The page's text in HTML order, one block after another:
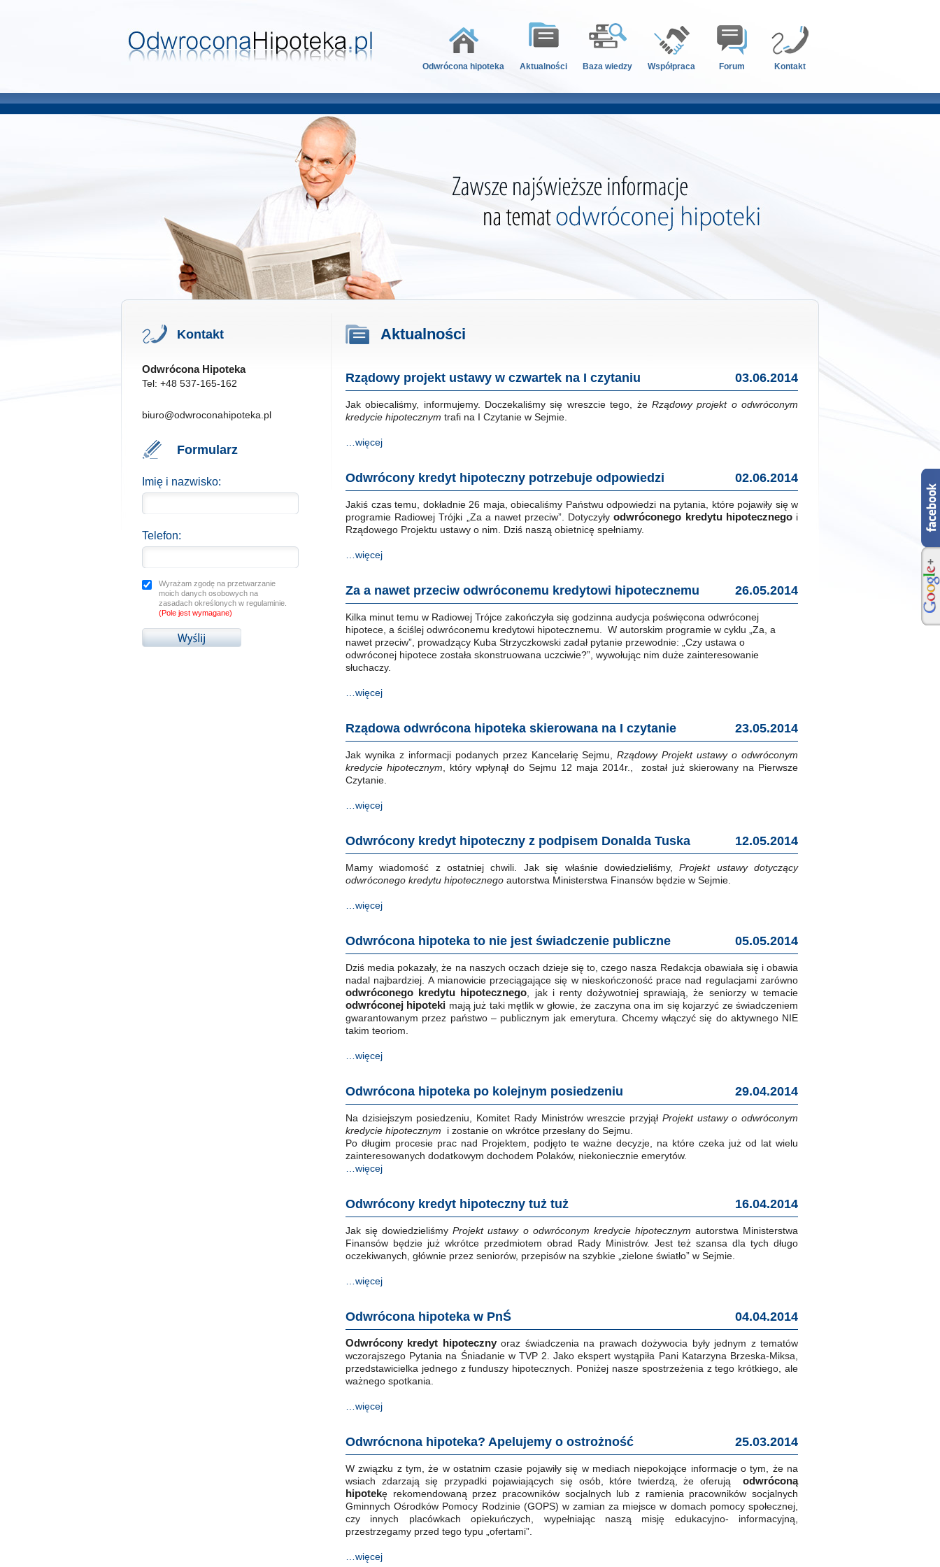
Odwrócona hipoteka Aktualności Baza wiedzy Współpraca Forum Kontakt
Kontakt
Odwrócona Hipoteka
Tel: +48 537-165-162
biuro@odwroconahipoteka.pl
Formularz
Imię i nazwisko:
Telefon:
Wyrażam zgodę na przetwarzanie
moich danych osobowych na
zasadach określonych w regulaminie.
(Pole jest wymagane)
Aktualności
Rządowy projekt ustawy w czwartek na I czytaniu 03.06.2014
Jak obiecaliśmy, informujemy. Doczekaliśmy się wreszcie tego, że Rządowy projekt o odwróconym
kredycie hipotecznym trafi na I Czytanie w Sejmie.
…więcej
Odwrócony kredyt hipoteczny potrzebuje odpowiedzi 02.06.2014
Jakiś czas temu, dokładnie 26 maja, obiecaliśmy Państwu odpowiedzi na pytania, które pojawiły się w
programie Radiowej Trójki „Za a nawet przeciw”. Dotyczyłyodwróconego kredytu hipotecznegoi
Rządowego Projektu ustawy o nim. Dziś naszą obietnicę spełniamy.
…więcej
Za a nawet przeciw odwróconemu kredytowi hipotecznemu 26.05.2014
Kilka minut temu w Radiowej Trójce zakończyła się godzinna audycja poświęcona odwróconej
hipotece, a ściślej odwróconemu kredytowi hipotecznemu. W autorskim programie w cyklu „Za, a
nawet przeciw”, prowadzący Kuba Strzyczkowski zadał pytanie przewodnie: „Czy ustawa o
odwróconej hipotece została skonstruowana uczciwie?”, wywołując nim duże zainteresowanie
słuchaczy.
…więcej
Rządowa odwrócona hipoteka skierowana na I czytanie 23.05.2014
Jak wynika z informacji podanych przez Kancelarię Sejmu,Rządowy Projekt ustawy o odwróconym
kredycie hipotecznym , który wpłynął do Sejmu 12 maja 2014r., został już skierowany na Pierwsze
Czytanie.
…więcej
Odwrócony kredyt hipoteczny z podpisem Donalda Tuska 12.05.2014
Mamy wiadomość z ostatniej chwili. Jak się właśnie dowiedzieliśmy,Projekt ustawy dotyczący
odwróconego kredytu hipotecznego autorstwa Ministerstwa Finansów będzie w Sejmie.
…więcej
Odwrócona hipoteka to nie jest świadczenie publiczne 05.05.2014
Dziś media pokazały, że na naszych oczach dzieje się to, czego nasza Redakcja obawiała się i obawia
nadal najbardziej. A mianowicie przeciągające się w nieskończoność prace nad regulacjami zarówno
odwróconego kredytu hipotecznego , jak i renty dożywotniej sprawiają, że seniorzy w temacie
odwróconej hipoteki mają już taki mętlik w głowie, że zaczyna ona im się kojarzyć ze świadczeniem
gwarantowanym przez państwo – publicznym jak emerytura. Chcemy włączyć się do aktywnego NIE
takim teoriom.
…więcej
Odwrócona hipoteka po kolejnym posiedzeniu 29.04.2014
Na dzisiejszym posiedzeniu, Komitet Rady Ministrów wreszcie przyjął Projekt ustawy o odwróconym
kredycie hipotecznym i zostanie on wkrótce przesłany do Sejmu.
Po długim procesie prac nad Projektem, podjęto te ważne decyzje, na które czeka już od lat wielu
zainteresowanych dodatkowym dochodem Polaków, niekoniecznie emerytów.
…więcej
Odwrócony kredyt hipoteczny tuż tuż 16.04.2014
Jak się dowiedzieliśmyProjekt ustawy o odwróconym kredycie hipotecznym autorstwa Ministerstwa
Finansów będzie już wkrótce przedmiotem obrad Rady Ministrów. Jest też szansa dla tych długo
oczekiwanych, głównie przez seniorów, przepisów na szybkie „zielone światło” w Sejmie.
…więcej
Odwrócona hipoteka w PnŚ 04.04.2014
Odwrócony kredyt hipotecznyoraz świadczenia na prawach dożywocia były jednym z tematów
wczorajszego Pytania na Śniadanie w TVP 2. Jako ekspert wystąpiła Pani Katarzyna Brzeska-Miksa,
przedstawicielka jednego z funduszy hipotecznych. Poniżej nasze spostrzeżenia z tego krótkiego, ale
ważnego spotkania.
…więcej
Odwrócnona hipoteka? Apelujemy o ostrożność 25.03.2014
W związku z tym, że w ostatnim czasie pojawiły się w mediach niepokojące informacje o tym, że na
wsiach zdarzają się przypadki pojawiających się osób, które twierdzą, że oferują odwróconą
hipotekę rekomendowaną przez pracowników socjalnych lub z ramienia pracowników socjalnych
Gminnych Ośrodków Pomocy Rodzinie (GOPS) w zamian za miejsce w domach pomocy społecznej,
czy innych placówkach opiekuńczych, wypełniając naszą misję edukacyjno- informacyjną,
przestrzegamy przed tego typu „ofertami”.
…więcej